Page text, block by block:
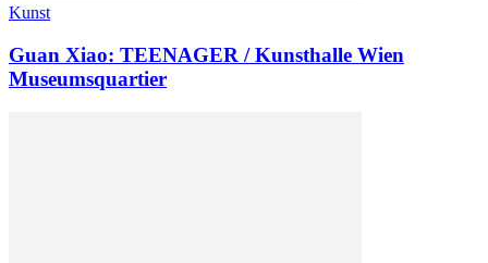
Kunst
Guan Xiao: TEENAGER / Kunsthalle Wien
Museumsquartier